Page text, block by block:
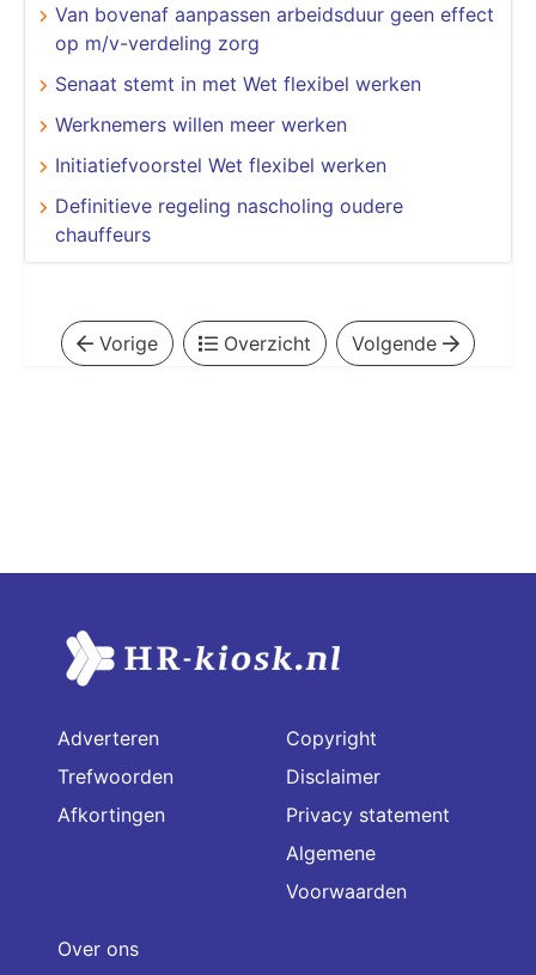
Van bovenaf aanpassen arbeidsduur geen effect
op m/v-verdeling zorg
Senaat stemt in met Wet flexibel werken
Werknemers willen meer werken
Initiatiefvoorstel Wet flexibel werken
Definitieve regeling nascholing oudere
chauffeurs
Vorige Overzicht Volgende
Adverteren
Trefwoorden
Afkortingen
Copyright
Disclaimer
Privacy statement
Algemene
Voorwaarden
Over ons